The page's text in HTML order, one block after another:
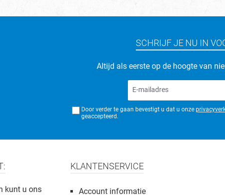
SCHRIJF JE NU IN
Altijd als eerste op de hoogte van
Door verder te gaan bevestigt u dat u onze
geaccepteerd.
kunt u ons
KLANTENSERVICE
Account informatie